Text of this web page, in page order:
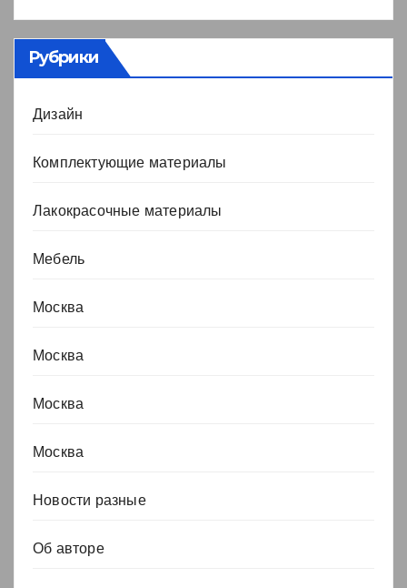
Рубрики
Дизайн
Комплектующие материалы
Лакокрасочные материалы
Мебель
Москва
Москва
Москва
Москва
Новости разные
Об авторе